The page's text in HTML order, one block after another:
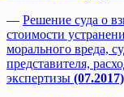
— Решение суда о
стоимости
морального вреда,
представителя,
экспертизы (07.2017)